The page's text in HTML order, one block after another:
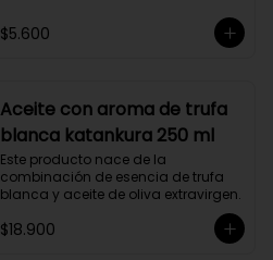
$5.600
Aceite con aroma de trufa
blanca katankura 250 ml
Este producto nace de la
combinación de esencia de trufa
blanca y aceite de oliva extravirgen.
$18.900